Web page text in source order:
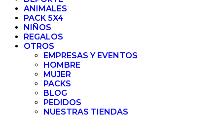
ANIMALES
PACK 5X4
NIÑOS
REGALOS
OTROS
EMPRESAS Y EVENTOS
HOMBRE
MUJER
PACKS
BLOG
PEDIDOS
NUESTRAS TIENDAS